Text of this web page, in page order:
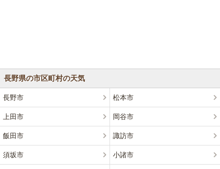
長野県の市区町村の天気
長野市 松本市
上田市 岡谷市
飯田市 諏訪市
須坂市 小諸市